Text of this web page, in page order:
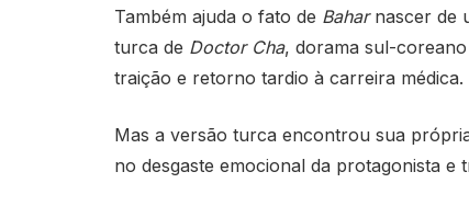
Também ajuda o fato de Baharnascer de
turca de Doctor Cha, dorama sul-
traição e retorno tardio à carreira médica.
Mas a versão turca encontrou sua
no desgaste emocional da protagonista